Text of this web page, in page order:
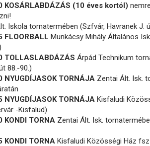
KOSÁRLABDÁZÁS (10 éves kortól)
Iskola tornatermében (Szfvár, Havranek
FLOORBALL Munkácsy Mihály Általános
TOLLASLABDÁZÁS Árpád Technikum
88.-90.)
NYUGDÍJASOK TORNÁJA Zentai Ált. Isk.
NYUGDÍJASOK TORNÁJA Kisfaludi
-Kisfalud)
KONDI TORNA Zentai Ált. Isk.
KONDI TORNA Kisfaludi Közösségi Ház